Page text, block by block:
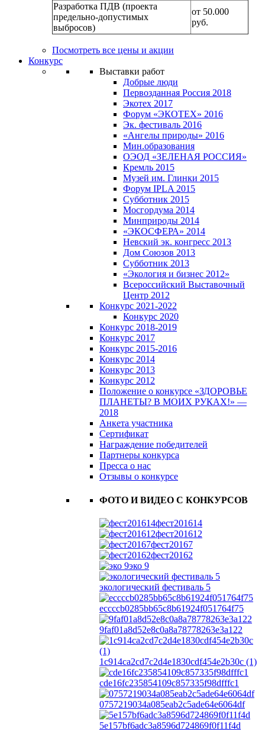
Разработка ПДВ (проекта
предельно-допустимых
выбросов)
от 50.000
руб.
Посмотреть все цены и акции
Конкурс
Выставки работ
Добрые люди
Первозданная Россия 2018
Экотех 2017
Форум «ЭКОТЕХ» 2016
Эк. фестиваль 2016
«Ангелы природы» 2016
Мин.образования
ОЭОД «ЗЕЛЕНАЯ РОССИЯ»
Кремль 2015
Музей им. Глинки 2015
Форум IPLA 2015
Субботник 2015
Мосгордума 2014
Минприроды 2014
«ЭКОСФЕРА» 2014
Невский эк. конгресс 2013
Дом Союзов 2013
Субботник 2013
«Экология и бизнес 2012»
Всероссийский Выставочный
Центр 2012
Конкурс 2021-2022
Конкурс 2020
Конкурс 2018-2019
Конкурс 2017
Конкурс 2015-2016
Конкурс 2014
Конкурс 2013
Конкурс 2012
Положение о конкурсе «ЗДОРОВЬЕ
ПЛАНЕТЫ? В МОИХ РУКАХ!» —
2018
Анкета участника
Сертификат
Награждение победителей
Партнеры конкурса
Пресса о нас
Отзывы о конкурсе
ФОТО И ВИДЕО С КОНКУРСОВ
фест201614
фест201612
фест20167
фест20162
эко 9
экологический фестиваль 5
eccccb0285bb65c8b61924f051764f75
9faf01a8d52e8c0a8a78778263e3a122
1c914ca2cd7c2d4e1830cdf454e2b30c (1)
cde16fc235854109c857335f98dfffc1
0757219034a085eab2c5ade64e6064df
5e157bf6adc3a8596d724869f0f11f4d